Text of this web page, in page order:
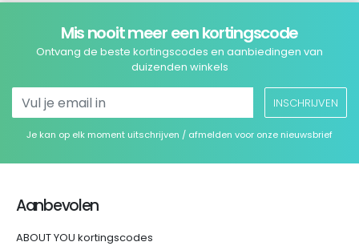
Mis nooit meer een kortingscode
Ontvang de beste kortingscodes en aanbiedingen van
duizenden winkels
INSCHRIJVEN
Je kan op elk moment uitschrijven / afmelden voor onze nieuwsbrief
Aanbevolen
ABOUT YOU kortingscodes